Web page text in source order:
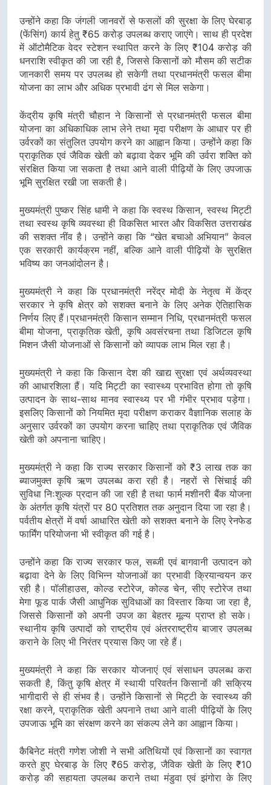
उन्होंने कहा कि जंगली जानवरों से फसलों की सुरक्षा के लिए घेरबाड़
(फेंसिंग) कार्य हेतु ₹65 करोड़ उपलब्ध कराए जाएंगे। साथ ही प्रदेश
में ऑटोमैटिक वेदर स्टेशन स्थापित करने के लिए ₹104 करोड़ की
धनराशि स्वीकृत की जा रही है, जिससे किसानों को मौसम की सटीक
जानकारी समय पर उपलब्ध हो सकेगी तथा प्रधानमंत्री फसल बीमा
योजना का लाभ और अधिक प्रभावी ढंग से मिल सकेगा।
केंद्रीय कृषि मंत्री चौहान ने किसानों से प्रधानमंत्री फसल बीमा
योजना का अधिकाधिक लाभ लेने तथा मृदा परीक्षण के आधार पर ही
उर्वरकों का संतुलित उपयोग करने का आह्वान किया। उन्होंने कहा कि
प्राकृतिक एवं जैविक खेती को बढ़ावा देकर भूमि की उर्वरा शक्ति को
संरक्षित किया जा सकता है तथा आने वाली पीढ़ियों के लिए उपजाऊ
भूमि सुरक्षित रखी जा सकती है।
मुख्यमंत्री पुष्कर सिंह धामी ने कहा कि स्वस्थ किसान, स्वस्थ मिट्टी
तथा स्वस्थ कृषि व्यवस्था ही विकसित भारत और विकसित उत्तराखंड
की सशक्त नींव है। उन्होंने कहा कि “खेत बचाओ अभियान” केवल
एक सरकारी कार्यक्रम नहीं, बल्कि आने वाली पीढ़ियों के सुरक्षित
भविष्य का जनआंदोलन है।
मुख्यमंत्री ने कहा कि प्रधानमंत्री नरेंद्र मोदी के नेतृत्व में केंद्र
सरकार ने कृषि क्षेत्र को सशक्त बनाने के लिए अनेक ऐतिहासिक
निर्णय लिए हैं।प्रधानमंत्री किसान सम्मान निधि, प्रधानमंत्री फसल
बीमा योजना, प्राकृतिक खेती, कृषि अवसंरचना तथा डिजिटल कृषि
मिशन जैसी योजनाओं से किसानों को व्यापक लाभ मिल रहा है।
मुख्यमंत्री ने कहा कि किसान देश की खाद्य सुरक्षा एवं अर्थव्यवस्था
की आधारशिला हैं। यदि मिट्टी का स्वास्थ्य प्रभावित होगा तो कृषि
उत्पादन के साथ-साथ मानव स्वास्थ्य पर भी गंभीर प्रभाव पड़ेगा।
इसलिए किसानों को नियमित मृदा परीक्षण कराकर वैज्ञानिक सलाह के
अनुसार उर्वरकों का उपयोग करना चाहिए तथा प्राकृतिक एवं जैविक
खेती को अपनाना चाहिए।
मुख्यमंत्री ने कहा कि राज्य सरकार किसानों को ₹3 लाख तक का
ब्याजमुक्त कृषि ऋण उपलब्ध करा रही है। नहरों से सिंचाई की
सुविधा निःशुल्क प्रदान की जा रही है तथा फार्म मशीनरी बैंक योजना
के अंतर्गत कृषि यंत्रों पर 80 प्रतिशत तक अनुदान दिया जा रहा है।
पर्वतीय क्षेत्रों में वर्षा आधारित खेती को सशक्त बनाने के लिए रेनफेड
फार्मिंग परियोजना भी स्वीकृत की गई है।
उन्होंने कहा कि राज्य सरकार फल, सब्जी एवं बागवानी उत्पादन को
बढ़ावा देने के लिए विभिन्न योजनाओं का प्रभावी क्रियान्वयन कर
रही है। पॉलीहाउस, कोल्ड स्टोरेज, कोल्ड चेन, सीए स्टोरेज तथा
मेगा फूड पार्क जैसी आधुनिक सुविधाओं का विस्तार किया जा रहा है,
जिससे किसानों को अपनी उपज का बेहतर मूल्य प्राप्त हो सके।
स्थानीय कृषि उत्पादों को राष्ट्रीय एवं अंतरराष्ट्रीय बाजार उपलब्ध
कराने के लिए भी निरंतर प्रयास किए जा रहे हैं।
मुख्यमंत्री ने कहा कि सरकार योजनाएं एवं संसाधन उपलब्ध करा
सकती है, किंतु कृषि क्षेत्र में स्थायी परिवर्तन किसानों की सक्रिय
भागीदारी से ही संभव है। उन्होंने किसानों से मिट्टी के स्वास्थ्य की
रक्षा करने, प्राकृतिक खेती अपनाने तथा आने वाली पीढ़ियों के लिए
उपजाऊ भूमि का संरक्षण करने का संकल्प लेने का आह्वान किया।
कैबिनेट मंत्री गणेश जोशी ने सभी अतिथियों एवं किसानों का स्वागत
करते हुए घेरबाड़ के लिए ₹65 करोड़, जैविक खेती के लिए ₹10
करोड़ की सहायता उपलब्ध कराने तथा मंडुवा एवं झंगोरा के लिए